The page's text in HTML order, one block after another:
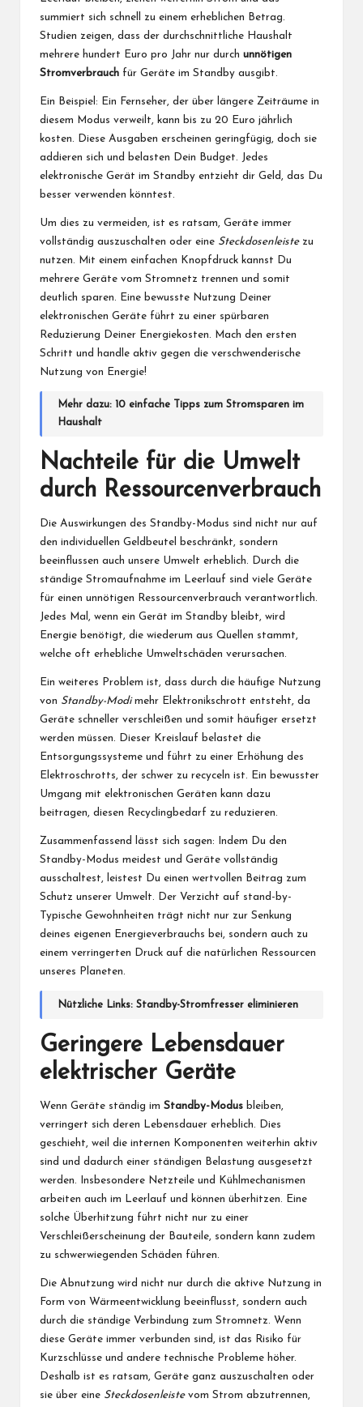
summiert sich schnell zu einem erheblichen Betrag.
Studien zeigen, dass der durchschnittliche Haushalt
mehrere hundert Euro pro Jahr nur durch unnötigen
Stromverbrauch für Geräte im Standby ausgibt.
Ein Beispiel: Ein Fernseher, der über längere Zeiträume in
diesem Modus verweilt, kann bis zu 20 Euro jährlich
kosten. Diese Ausgaben erscheinen geringfügig, doch sie
addieren sich und belasten Dein Budget. Jedes
elektronische Gerät im Standby entzieht dir Geld, das Du
besser verwenden könntest.
Um dies zu vermeiden, ist es ratsam, Geräte immer
vollständig auszuschalten oder eine Steckdosenleistezu
nutzen. Mit einem einfachen Knopfdruck kannst Du
mehrere Geräte vom Stromnetz trennen und somit
deutlich sparen. Eine bewusste Nutzung Deiner
elektronischen Geräte führt zu einer spürbaren
Reduzierung Deiner Energiekosten. Mach den ersten
Schritt und handle aktiv gegen die verschwenderische
Nutzung von Energie!
Mehr dazu:10 einfache Tipps zum Stromsparen im
Haushalt
Nachteile für die Umwelt
durch Ressourcenverbrauch
Die Auswirkungen des Standby-Modus sind nicht nur auf
den individuellen Geldbeutel beschränkt, sondern
beeinflussen auch unsere Umwelt erheblich. Durch die
ständige Stromaufnahme im Leerlauf sind viele Geräte
für einen unnötigen Ressourcenverbrauch verantwortlich.
Jedes Mal, wenn ein Gerät im Standby bleibt, wird
Energie benötigt, die wiederum aus Quellen stammt,
welche oft erhebliche Umweltschäden verursachen.
Ein weiteres Problem ist, dass durch die häufige Nutzung
von Standby-Modimehr Elektronikschrott entsteht, da
Geräte schneller verschleißen und somit häufiger ersetzt
werden müssen. Dieser Kreislauf belastet die
Entsorgungssysteme und führt zu einer Erhöhung des
Elektroschrotts, der schwer zu recyceln ist. Ein bewusster
Umgang mit elektronischen Geräten kann dazu
beitragen, diesen Recyclingbedarf zu reduzieren.
Zusammenfassend lässt sich sagen: Indem Du den
Standby-Modus meidest und Geräte vollständig
ausschaltest, leistest Du einen wertvollen Beitrag zum
Schutz unserer Umwelt. Der Verzicht auf stand-by-
Typische Gewohnheiten trägt nicht nur zur Senkung
deines eigenen Energieverbrauchs bei, sondern auch zu
einem verringerten Druck auf die natürlichen Ressourcen
unseres Planeten.
Nützliche Links:Standby-Stromfresser eliminieren
Geringere Lebensdauer
elektrischer Geräte
Wenn Geräte ständig im Standby-Modus bleiben,
verringert sich deren Lebensdauer erheblich. Dies
geschieht, weil die internen Komponenten weiterhin aktiv
sind und dadurch einer ständigen Belastung ausgesetzt
werden. Insbesondere Netzteile und Kühlmechanismen
arbeiten auch im Leerlauf und können überhitzen. Eine
solche Überhitzung führt nicht nur zu einer
Verschleißerscheinung der Bauteile, sondern kann zudem
zu schwerwiegenden Schäden führen.
Die Abnutzung wird nicht nur durch die aktive Nutzung in
Form von Wärmeentwicklung beeinflusst, sondern auch
durch die ständige Verbindung zum Stromnetz. Wenn
diese Geräte immer verbunden sind, ist das Risiko für
Kurzschlüsse und andere technische Probleme höher.
Deshalb ist es ratsam, Geräte ganz auszuschalten oder
sie über eine Steckdosenleistevom Strom abzutrennen,